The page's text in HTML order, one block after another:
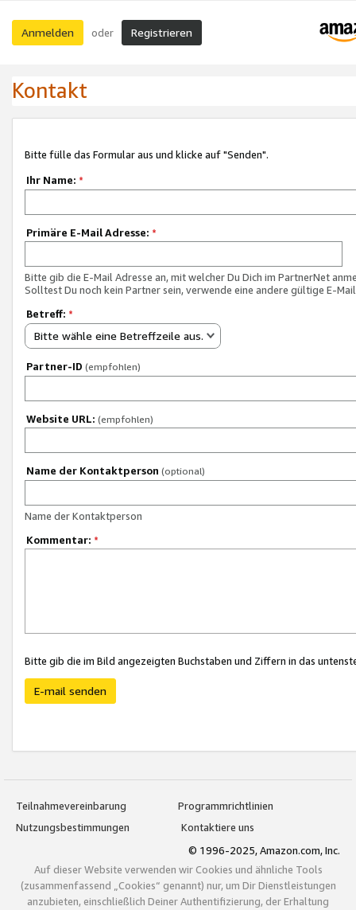
Anmelden oder Registrieren
Kontakt
Bitte fülle das Formular aus und klicke auf "Senden".
Ihr Name: *
Primäre E-Mail Adresse: *
Bitte gib die E-Mail Adresse an, mit welcher Du Dich im PartnerNet
Solltest Du noch kein Partner sein, verwende eine andere gültige E-
Betreff: *
Bitte wähle eine Betreffzeile aus.
Partner-ID (empfohlen)
Website URL: (empfohlen)
Name der Kontaktperson (optional)
Name der Kontaktperson
Kommentar: *
Bitte gib die im Bild angezeigten Buchstaben und Ziffern in das
E-mail senden
Teilnahmevereinbarung
Programmrichtlinien
Nutzungsbestimmungen
Kontaktiere uns
© 1996-2025, Amazon.com, Inc.
Auf dieser Website verwenden wir Cookies und ähnliche Tools
(zusammenfassend „Cookies“ genannt) nur, um Dir Dienstleistungen
anzubieten, einschließlich Deiner Authentifizierung, der Erhaltung